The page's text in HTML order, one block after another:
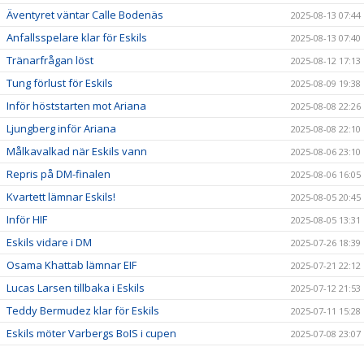
Äventyret väntar Calle Bodenäs 2025-08-13 07:44
Anfallsspelare klar för Eskils 2025-08-13 07:40
Tränarfrågan löst 2025-08-12 17:13
Tung förlust för Eskils 2025-08-09 19:38
Inför höststarten mot Ariana 2025-08-08 22:26
Ljungberg inför Ariana 2025-08-08 22:10
Målkavalkad när Eskils vann 2025-08-06 23:10
Repris på DM-finalen 2025-08-06 16:05
Kvartett lämnar Eskils! 2025-08-05 20:45
Inför HIF 2025-08-05 13:31
Eskils vidare i DM 2025-07-26 18:39
Osama Khattab lämnar EIF 2025-07-21 22:12
Lucas Larsen tillbaka i Eskils 2025-07-12 21:53
Teddy Bermudez klar för Eskils 2025-07-11 15:28
Eskils möter Varbergs BoIS i cupen 2025-07-08 23:07